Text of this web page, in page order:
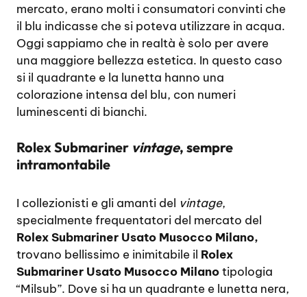
mercato, erano molti i consumatori convinti che
il blu indicasse che si poteva utilizzare in acqua.
Oggi sappiamo che in realtà è solo per avere
una maggiore bellezza estetica. In questo caso
si il quadrante e la lunetta hanno una
colorazione intensa del blu, con numeri
luminescenti di bianchi.
Rolex Submariner vintage, sempre
intramontabile
I collezionisti e gli amanti del vintage,
specialmente frequentatori del mercato del
Rolex Submariner Usato Musocco Milano,
trovano bellissimo e inimitabile il Rolex
Submariner Usato Musocco Milanotipologia
“Milsub”. Dove si ha un quadrante e lunetta nera,